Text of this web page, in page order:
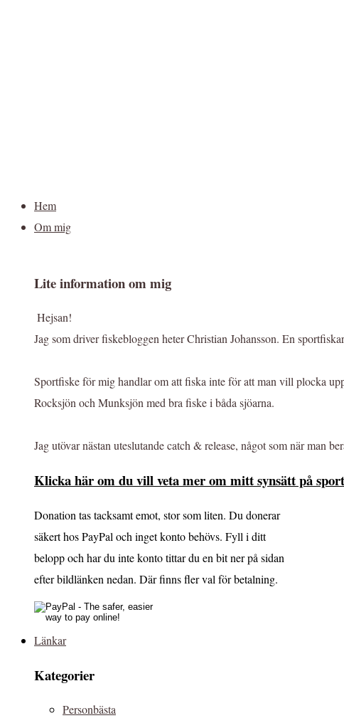
Hem
Om mig
Lite information om mig
Hejsan!
Jag som driver fiskebloggen heter Christian Johansson. En
Sportfiske för mig handlar om att fiska inte för att man vill plocka
Rocksjön och Munksjön med bra fiske i båda sjöarna.
Jag utövar nästan uteslutande catch & release, något som när man
Klicka här om du vill veta mer om mitt synsätt på
Donation tas tacksamt emot, stor som liten. Du donerar
säkert hos PayPal och inget konto behövs. Fyll i ditt
belopp och har du inte konto tittar du en bit ner på sidan
efter bildlänken nedan. Där finns fler val för betalning.
Länkar
Kategorier
Personbästa